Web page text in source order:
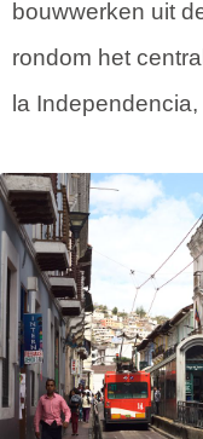
bouwwerken uit
rondom het
la